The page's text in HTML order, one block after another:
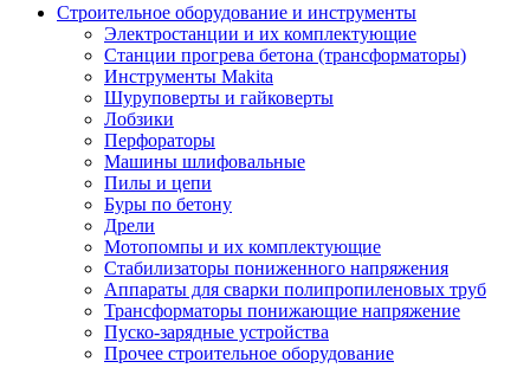
Строительное оборудование и инструменты
Электростанции и их комплектующие
Станции прогрева бетона (трансформаторы)
Инструменты Makita
Шуруповерты и гайковерты
Лобзики
Перфораторы
Машины шлифовальные
Пилы и цепи
Буры по бетону
Дрели
Мотопомпы и их комплектующие
Стабилизаторы пониженного напряжения
Аппараты для сварки полипропиленовых труб
Трансформаторы понижающие напряжение
Пуско-зарядные устройства
Прочее строительное оборудование